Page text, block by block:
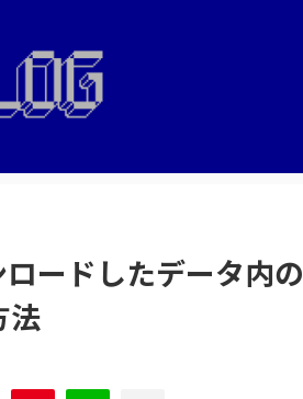
ードしたデータ内の
法